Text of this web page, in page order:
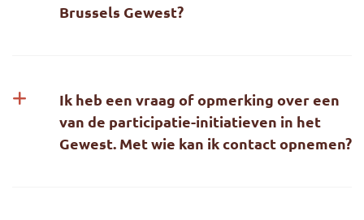
Brussels Gewest?
Ik heb een vraag of opmerking over een
van de participatie-initiatieven in het
Gewest. Met wie kan ik contact opnemen?